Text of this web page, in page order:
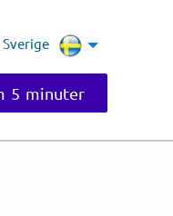
Sverige
5 minuter